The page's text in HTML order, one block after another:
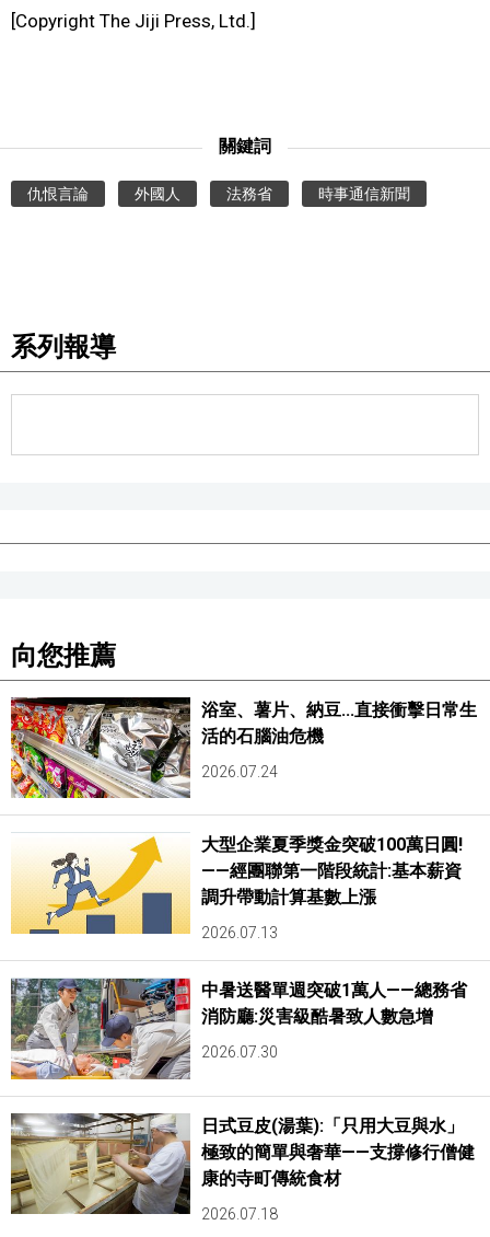
東京
[Copyright The Jiji Press, Ltd.]
關鍵詞
仇恨言論 外國人 法務省 時事通信新聞
系列報導
向您推薦
浴室、薯片、納豆...直接衝擊日常生
活的石腦油危機
2026.07.24
大型企業夏季獎金突破100萬日圓!
——經團聯第一階段統計:基本薪資
調升帶動計算基數上漲
2026.07.13
中暑送醫單週突破1萬人——總務省
消防廳:災害級酷暑致人數急增
2026.07.30
日式豆皮(湯葉):「只用大豆與水」
極致的簡單與奢華——支撐修行僧健
康的寺町傳統食材
2026.07.18